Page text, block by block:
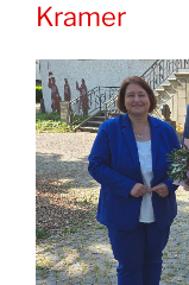
Kramer